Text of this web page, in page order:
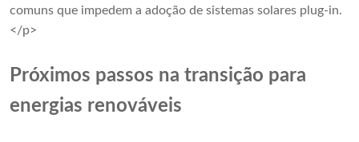
comuns que impedem a adoção de sistemas solares plug-in.
</p>
Próximos passos na transição para
energias renováveis